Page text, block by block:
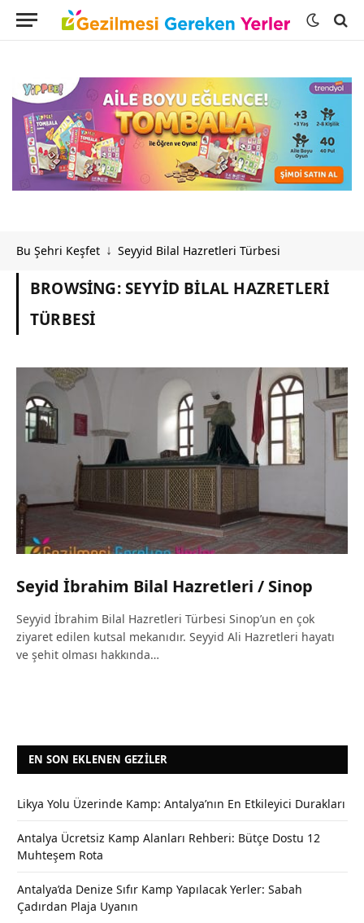
Bu Şehri Keşfet ↓ Seyyid Bilal Hazretleri Türbesi
BROWSING:SEYYID BILAL HAZRETLERI
TÜRBESI
Seyid İbrahim Bilal Hazretleri / Sinop
Seyyid İbrahim Bilal Hazretleri Türbesi Sinop’un en çok
ziyaret edilen kutsal mekanıdır. Seyyid Ali Hazretleri hayatı
ve şehit olması hakkında…
EN SON EKLENEN GEZILER
Likya Yolu Üzerinde Kamp: Antalya’nın En Etkileyici Durakları
Antalya Ücretsiz Kamp Alanları Rehberi: Bütçe Dostu 12
Muhteşem Rota
Antalya’da Denize Sıfır Kamp Yapılacak Yerler: Sabah
Çadırdan Plaja Uyanın